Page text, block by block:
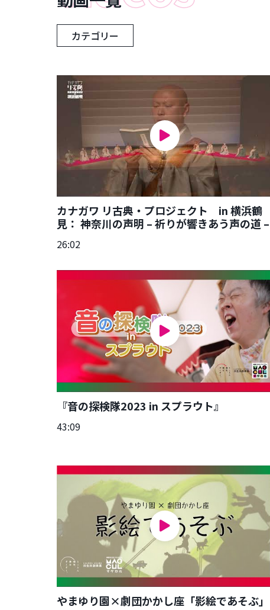
カテゴリー
カナガワ リ古典・プロジェクト in 横浜鶴
見： 神奈川の声明 – 祈りが響きあう声の道 –
26:02
『音の探検隊2023 in スプラウト』
43:09
やまゆり園×劇団かかし座「影絵であそぶ」